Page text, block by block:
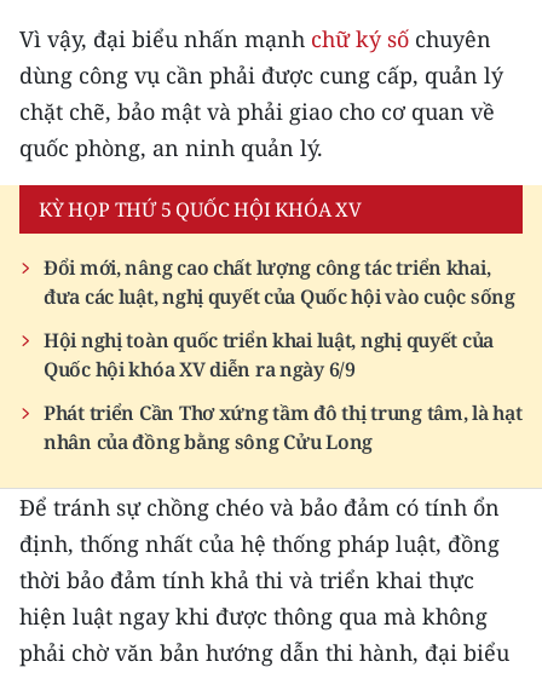
Vì vậy, đại biểu nhấn mạnh chữ ký số chuyên
dùng công vụ cần phải được cung cấp, quản lý
chặt chẽ, bảo mật và phải giao cho cơ quan về
quốc phòng, an ninh quản lý.
KỲ HỌP THỨ 5 QUỐC HỘI KHÓA XV
Đổi mới, nâng cao chất lượng công tác triển khai,
đưa các luật, nghị quyết của Quốc hội vào cuộc sống
Hội nghị toàn quốc triển khai luật, nghị quyết của
Quốc hội khóa XV diễn ra ngày 6/9
Phát triển Cần Thơ xứng tầm đô thị trung tâm, là hạt
nhân của đồng bằng sông Cửu Long
Để tránh sự chồng chéo và bảo đảm có tính ổn
định, thống nhất của hệ thống pháp luật, đồng
thời bảo đảm tính khả thi và triển khai thực
hiện luật ngay khi được thông qua mà không
phải chờ văn bản hướng dẫn thi hành, đại biểu